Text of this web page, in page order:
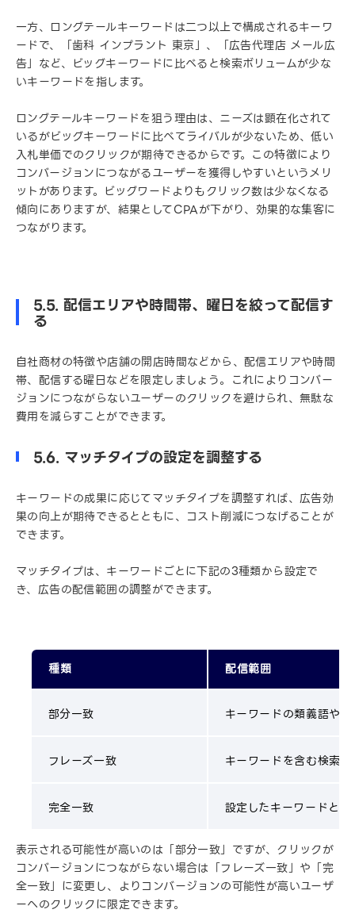
一方、ロングテールキーワードは二つ以上で構成されるキーワ
ードで、「歯科 インプラント 東京」、「広告代理店 メール広
告」など、ビッグキーワードに比べると検索ボリュームが少な
いキーワードを指します。
ロングテールキーワードを狙う理由は、ニーズは顕在化されて
いるがビッグキーワードに比べてライバルが少ないため、低い
入札単価でのクリックが期待できるからです。この特徴により
コンバージョンにつながるユーザーを獲得しやすいというメリ
ットがあります。ビッグワードよりもクリック数は少なくなる
傾向にありますが、結果としてCPAが下がり、効果的な集客に
つながります。
5.5. 配信エリアや時間帯、曜日を絞って配信す
る
自社商材の特徴や店舗の開店時間などから、配信エリアや時間
帯、配信する曜日などを限定しましょう。これによりコンバー
ジョンにつながらないユーザーのクリックを避けられ、無駄な
費用を減らすことができます。
5.6. マッチタイプの設定を調整する
キーワードの成果に応じてマッチタイプを調整すれば、広告効
果の向上が期待できるとともに、コスト削減につなげることが
できます。
マッチタイプは、キーワードごとに下記の3種類から設定で
き、広告の配信範囲の調整ができます。
種類 配信範囲
部分一致 キーワードの類義語や
フレーズ一致 キーワードを含む検索
完全一致 設定したキーワードと
表示される可能性が高いのは「部分一致」ですが、クリックが
コンバージョンにつながらない場合は「フレーズ一致」や「完
全一致」に変更し、よりコンバージョンの可能性が高いユーザ
ーへのクリックに限定できます。